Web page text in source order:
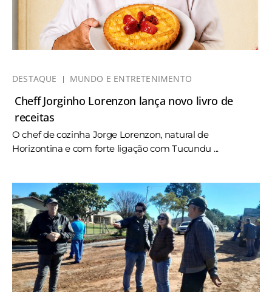
DESTAQUE MUNDO E ENTRETENIMENTO
Cheff Jorginho Lorenzon lança novo livro de
receitas
O chef de cozinha Jorge Lorenzon, natural de
Horizontina e com forte ligação com Tucundu ...